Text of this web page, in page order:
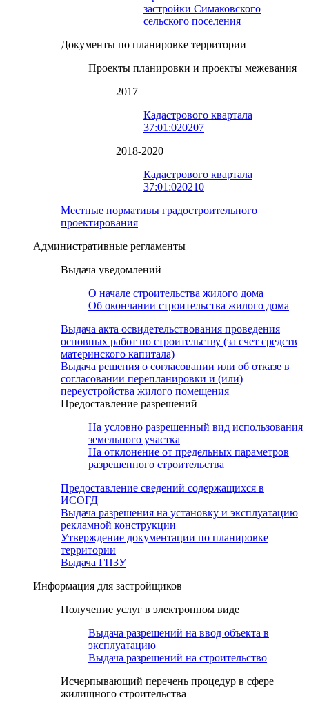
застройки Симаковского
сельского поселения
Документы по планировке территории
Проекты планировки и проекты межевания
2017
Кадастрового квартала
37:01:020207
2018-2020
Кадастрового квартала
37:01:020210
Местные нормативы градостроительного
проектирования
Административные регламенты
Выдача уведомлений
О начале строительства жилого дома
Об окончании строительства жилого дома
Выдача акта освидетельствования проведения
основных работ по строительству (за счет средств
материнского капитала)
Выдача решения о согласовании или об отказе в
согласовании перепланировки и (или)
переустройства жилого помещения
Предоставление разрешений
На условно разрешенный вид использования
земельного участка
На отклонение от предельных параметров
разрешенного строительства
Предоставление сведений содержащихся в
ИСОГД
Выдача разрешения на установку и эксплуатацию
рекламной конструкции
Утверждение документации по планировке
территории
Выдача ГПЗУ
Информация для застройщиков
Получение услуг в электронном виде
Выдача разрешений на ввод объекта в
эксплуатацию
Выдача разрешений на строительство
Исчерпывающий перечень процедур в сфере
жилищного строительства